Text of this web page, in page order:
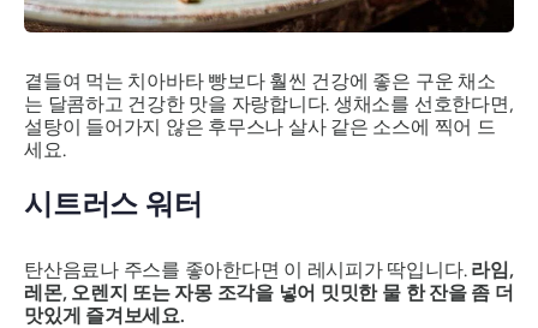
곁들여 먹는 치아바타 빵보다 훨씬 건강에 좋은 구운 채소
는 달콤하고 건강한 맛을 자랑합니다. 생채소를 선호한다면,
설탕이 들어가지 않은 후무스나 살사 같은 소스에 찍어 드
세요.
시트러스 워터
탄산음료나 주스를 좋아한다면 이 레시피가 딱입니다. 라임,
레몬, 오렌지 또는 자몽 조각을 넣어 밋밋한 물 한 잔을 좀 더
맛있게 즐겨보세요.